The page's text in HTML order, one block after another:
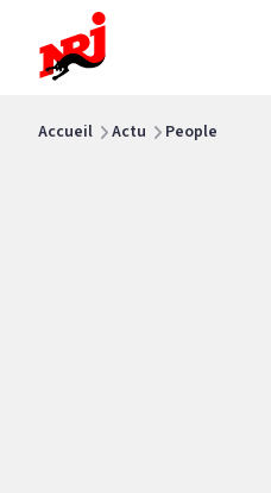
Accueil Actu People